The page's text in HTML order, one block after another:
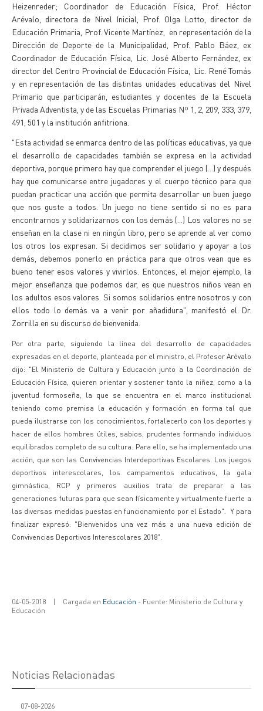
Heizenreder; Coordinador de Educación Física, Prof. Héctor
Arévalo, directora de Nivel Inicial, Prof. Olga Lotto, director de
Educación Primaria, Prof. Vicente Martínez, en representación de la
Dirección de Deporte de la Municipalidad, Prof. Pablo Báez, ex
Coordinador de Educación Física, Lic. José Alberto Fernández, ex
director del Centro Provincial de Educación Física, Lic. René Tomás
y en representación de las distintas unidades educativas del Nivel
Primario que participarán, estudiantes y docentes de la Escuela
Privada Adventista, y de las Escuelas Primarias Nº 1, 2, 209, 333, 379,
491, 501 y la institución anfitriona.
"Esta actividad se enmarca dentro de las políticas educativas, ya que
el desarrollo de capacidades también se expresa en la actividad
deportiva, porque primero hay que comprender el juego (...) y después
hay que comunicarse entre jugadores y el cuerpo técnico para que
puedan practicar una acción que permita desarrollar un buen juego
que nos guste a todos. Un juego no tiene sentido si no es para
encontrarnos y solidarizarnos con los demás (...) Los valores no se
enseñan en la clase ni en ningún libro, pero se aprende al ver como
los otros los expresan. Si decidimos ser solidario y apoyar a los
demás, debemos ponerlo en práctica para que otros vean que es
bueno tener esos valores y vivirlos. Entonces, el mejor ejemplo, la
mejor enseñanza que podemos dar, es que nuestros niños vean en
los adultos esos valores. Si somos solidarios entre nosotros y con
ellos todo lo demás va a venir por añadidura", manifestó el Dr.
Zorrilla en su discurso de bienvenida.
Por otra parte, siguiendo la línea del desarrollo de capacidades
expresadas en el deporte, planteada por el ministro, el Profesor Arévalo
dijo: "El Ministerio de Cultura y Educación junto a la Coordinación de
Educación Física, quieren orientar y sostener tanto la niñez, como a la
juventud formoseña, la que se encuentra en el marco institucional
teniendo como premisa la educación y formación en forma tal que
pueda ilustrarse con los conocimientos, fortalecerlo con los deportes y
hacer de ellos hombres útiles, sabios, prudentes formando individuos
equilibrados completo de su cultura. Para ello, se ha implementado una
acción, que son las Convivencias Interdeportivas Escolares. Los juegos
deportivos interescolares, los campamentos educativos, la gala
gimnástica, RCP y primeros auxilios trata de preparar a las
generaciones futuras para que sean físicamente y virtualmente fuerte a
las diversas medidas puestas en funcionamiento por el Estado". Y para
finalizar expresó: "Bienvenidos una vez más a una nueva edición de
Convivencias Deportivos Interescolares 2018".
04-05-2018 | Cargada en Educación - Fuente: Ministerio de Cultura y
Educación
Noticias Relacionadas
07-08-2026